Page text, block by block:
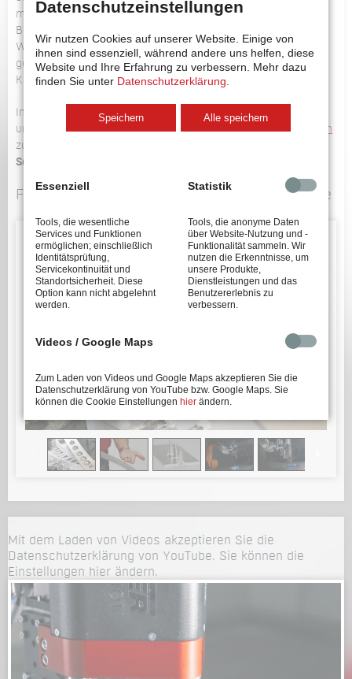
möglich zu halten und dadurch das Schieben zu minimieren.
Bei Einsatz unseres Schraubsystems mit
Winkelversatzausgleich können Roboter mit einer deutlich
geringeren Traglast eingesetzt werden. Dies reduziert die
Kosten für die Anlage erheblich.
In unserem Konfigurator
finden Sie technische Informationen
und CAD-Zeichnungen. Gerne beraten wir Sie auch
persönlich
zum Einsatz des
Schrauben
Fließlochformendes Verschrauben - Bildergalerie
Mit dem Laden von Videos akzeptieren Sie die
Datenschutzerklärung von YouTube. Sie können die
Einstellungen hier ändern.
Datenschutzeinstellungen
Wir nutzen Cookies auf unserer Website. Einige von
ihnen sind essenziell, während andere uns helfen, diese
Website und Ihre Erfahrung zu verbessern. Mehr dazu
finden Sie unter Datenschutzerklärung.
Speichern Alle speichern
Essenziell
Tools, die wesentliche
Services und Funktionen
ermöglichen; einschließlich
Identitätsprüfung,
Servicekontinuität und
Standortsicherheit. Diese
Option kann nicht abgelehnt
werden.
Statistik
Tools, die anonyme Daten
über Website-Nutzung und -
Funktionalität sammeln. Wir
nutzen die Erkenntnisse, um
unsere Produkte,
Dienstleistungen und das
Benutzererlebnis zu
verbessern.
Videos / Google Maps
Zum Laden von Videos und Google Maps akzeptieren Sie die
Datenschutzerklärung von YouTube bzw. Google Maps. Sie
können die Cookie Einstellungen hier ändern.